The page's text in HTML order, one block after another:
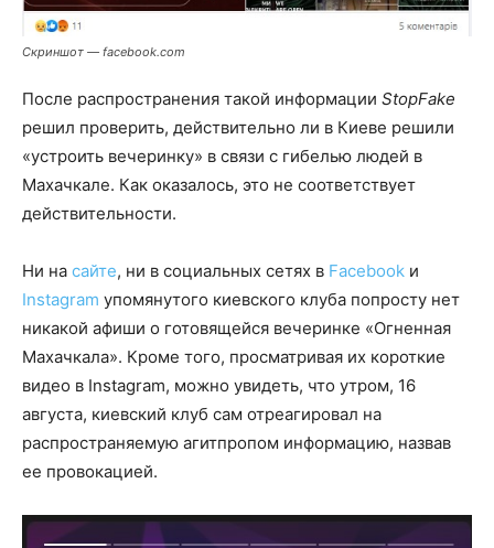
Скриншот — facebook.com
После распространения такой информации StopFake
решил проверить, действительно ли в Киеве решили
«устроить вечеринку» в связи с гибелью людей в
Махачкале. Как оказалось, это не соответствует
действительности.
Ни на сайте, ни в социальных сетях в Facebook и
Instagram упомянутого киевского клуба попросту нет
никакой афиши о готовящейся вечеринке «Огненная
Махачкала». Кроме того, просматривая их короткие
видео в Instagram, можно увидеть, что утром, 16
августа, киевский клуб сам отреагировал на
распространяемую агитпропом информацию, назвав
ее провокацией.